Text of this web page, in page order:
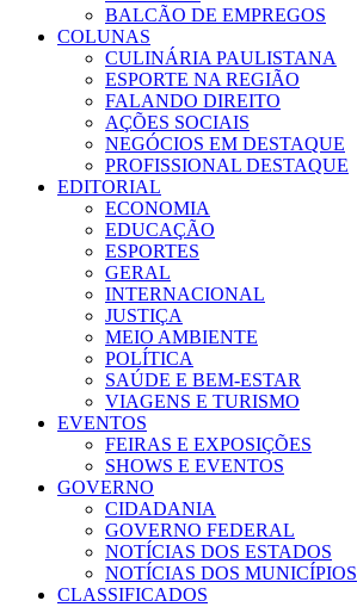
BALCÃO DE EMPREGOS
COLUNAS
CULINÁRIA PAULISTANA
ESPORTE NA REGIÃO
FALANDO DIREITO
AÇÕES SOCIAIS
NEGÓCIOS EM DESTAQUE
PROFISSIONAL DESTAQUE
EDITORIAL
ECONOMIA
EDUCAÇÃO
ESPORTES
GERAL
INTERNACIONAL
JUSTIÇA
MEIO AMBIENTE
POLÍTICA
SAÚDE E BEM-ESTAR
VIAGENS E TURISMO
EVENTOS
FEIRAS E EXPOSIÇÕES
SHOWS E EVENTOS
GOVERNO
CIDADANIA
GOVERNO FEDERAL
NOTÍCIAS DOS ESTADOS
NOTÍCIAS DOS MUNICÍPIOS
CLASSIFICADOS